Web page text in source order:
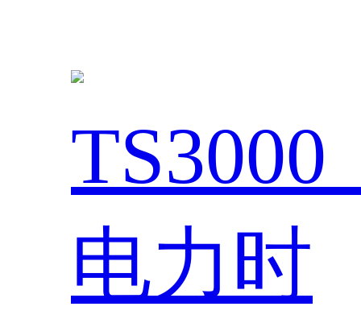
TS3000
电力时